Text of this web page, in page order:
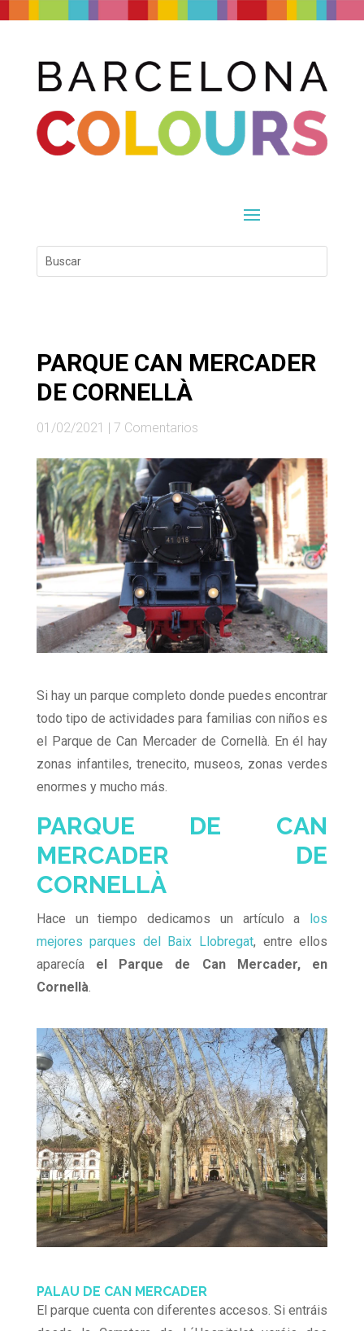
PARQUE CAN MERCADER
DE CORNELLÀ
01/02/2021 7 Comentarios
Si hay un parque completo donde puedes encontrar
todo tipo de actividades para familias con niños es
el Parque de Can Mercader de Cornellà. En él hay
zonas infantiles, trenecito, museos, zonas verdes
enormes y mucho más.
PARQUE DE CAN
MERCADER DE
CORNELLÀ
Hace un tiempo dedicamos un artículo a los
mejores parques del Baix Llobregat, entre ellos
aparecía el Parque de Can Mercader, en
Cornellà.
PALAU DE CAN MERCADER
El parque cuenta con diferentes accesos. Si entráis